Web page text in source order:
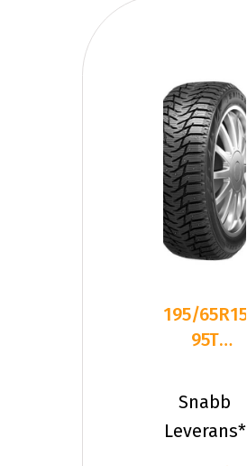
195/65R15
95T
BLAZER
WST3 FS
Snabb
Leverans*